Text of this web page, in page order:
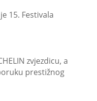
15. Festivala
zvjezdicu, a
prestižnog